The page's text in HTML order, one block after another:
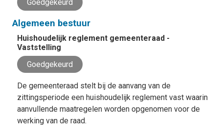
Goedgekeurd
Algemeen bestuur
Huishoudelijk reglement gemeenteraad -
Vaststelling
Goedgekeurd
De gemeenteraad stelt bij de aanvang van de
zittingsperiode een huishoudelijk reglement vast waarin
aanvullende maatregelen worden opgenomen voor de
werking van de raad.